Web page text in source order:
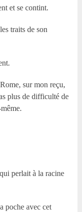
et se contint.
traits de son
sur mon reçu,
plus de difficulté de
perlait à la racine
poche avec cet